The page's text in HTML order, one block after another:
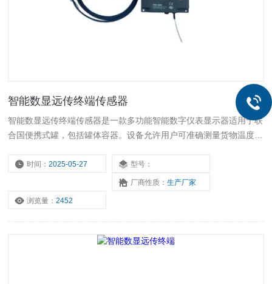
智能数显远传终端传感器
智能数显远传终端传感器是一款多功能智能数字仪表显示器适用于联
合国便携式罐，包括罐体容器。设备允许用户可准确测量货物温度，
位内部压力。
时间：2025-05-27 型号：
厂商性质： 生产厂家
浏览量：2452